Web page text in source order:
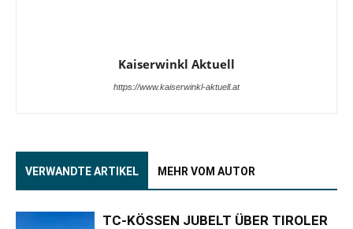
Kaiserwinkl Aktuell
https://www.kaiserwinkl-aktuell.at
VERWANDTE ARTIKEL MEHR VOM AUTOR
TC-KÖSSEN JUBELT ÜBER TIROLER